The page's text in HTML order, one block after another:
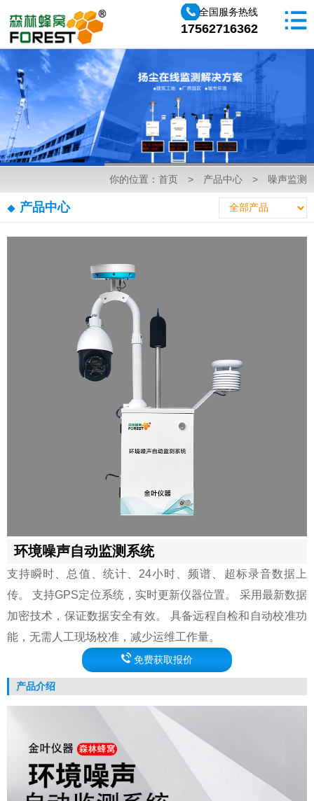
全国服务热线
17562716362
你的位置： 首页 > 产品中心 > 噪声监测
产品中心
环境噪声自动监测系统
支持瞬时、总值、统计、24小时、频谱、超标录音数据上
传。 支持GPS定位系统，实时更新仪器位置。 采用最新数据
加密技术，保证数据安全有效。 具备远程自检和自动校准功
能，无需人工现场校准，减少运维工作量。
免费获取报价
产品介绍